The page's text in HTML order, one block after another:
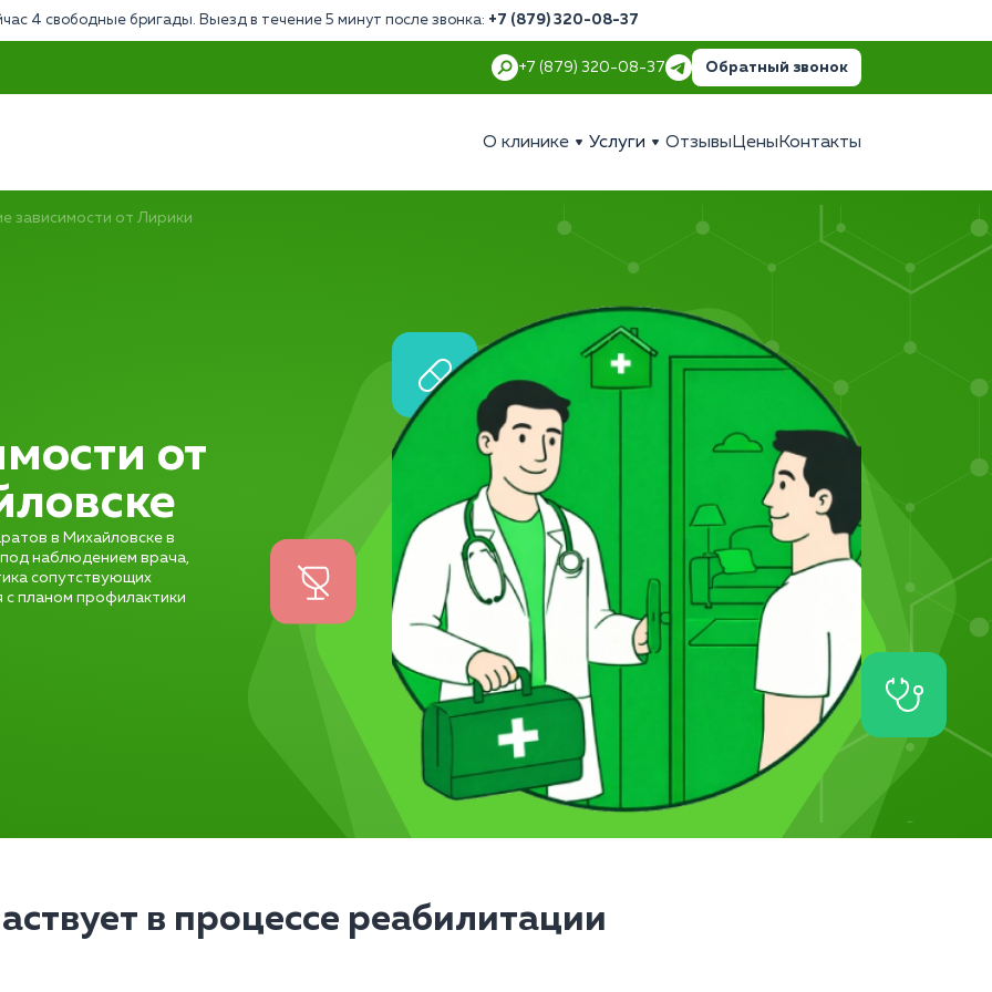
4 свободные бригады. Выезд в течение 5 минут после звонка: +7 (879) 320-08-37
+7 (879) 320-08-37 Обратный звонок
О клинике Услуги Отзывы Цены Контакты
зависимости от Лирики
от
в Михайловске в
наблюдением врача,
сопутствующих
с планом профилактики
в процессе реабилитации